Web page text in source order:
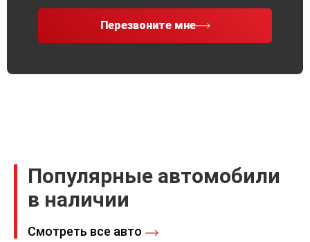
Перезвоните мне
Популярные автомобили
в наличии
Смотреть все авто